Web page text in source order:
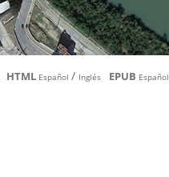
HTML Español / Inglés EPUB Español